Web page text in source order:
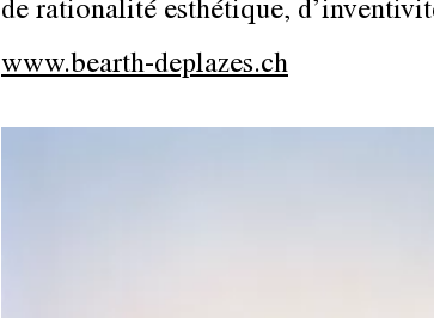
de rationalité esthétique,
www.bearth-deplazes.ch